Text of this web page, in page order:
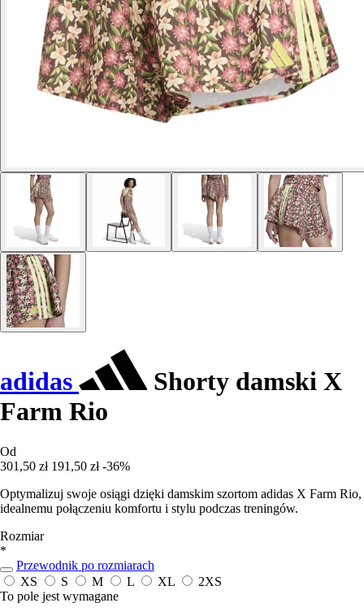
adidas
Shorty damski X
Farm Rio
Od
301,50 zł 191,50 zł -36%
Optymalizuj swoje osiągi dzięki damskim szortom adidas X Farm Rio,
idealnemu połączeniu komfortu i stylu podczas treningów.
Rozmiar
*
Przewodnik po rozmiarach
XS
S M L XL
2XS
To pole jest wymagane